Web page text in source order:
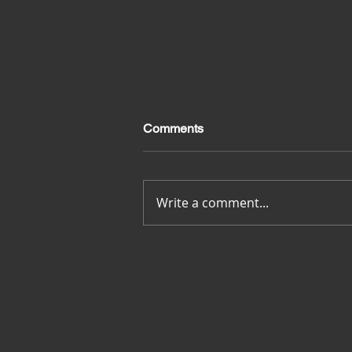
Merci pour tout
Comments
Write a comment...